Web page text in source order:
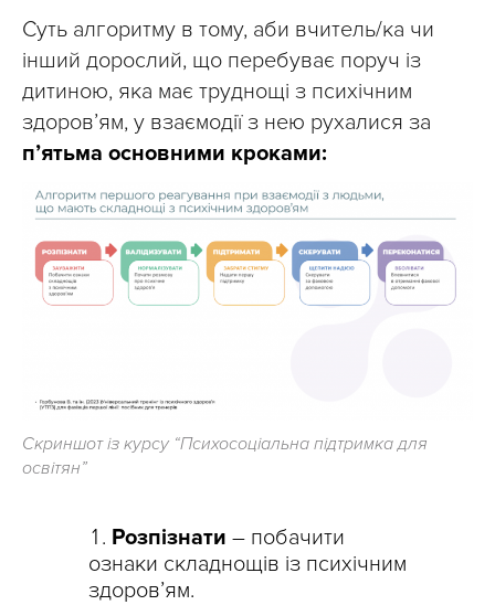
Суть алгоритму в тому, аби вчитель/ка чи
інший дорослий, що перебуває поруч із
дитиною, яка має труднощі з психічним
здоров’ям, у взаємодії з нею рухалися за
п’ятьма основними кроками:
Скриншот із курсу “Психосоціальна підтримка для
освітян”
Розпізнати – побачити
ознаки складнощів із психічним
здоров’ям.